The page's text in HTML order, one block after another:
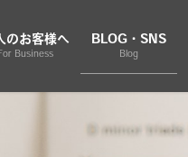
のお客様へ
For Business
BLOG・SNS
Blog